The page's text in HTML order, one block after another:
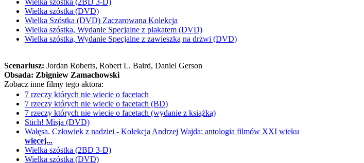
Wielka szóstka (2BD 3-D)
Wielka szóstka (DVD)
Wielka Szóstka (DVD) Zaczarowana Kolekcja
Wielka szóstka, Wydanie Specjalne z plakatem (DVD)
Wielka szóstka, Wydanie Specjalne z zawieszką na drzwi (DVD)
Scenariusz: Jordan Roberts, Robert L. Baird, Daniel Gerson
Obsada: Zbigniew Zamachowski
Zobacz inne filmy tego aktora:
7 rzeczy których nie wiecie o facetach
7 rzeczy których nie wiecie o facetach (BD)
7 rzeczy których nie wiecie o facetach (wydanie z książką)
Stich! Misja (DVD)
Wałęsa. Człowiek z nadziei - Kolekcja Andrzej Wajda: antologia filmów XXI wieku
więcej...
Wielka szóstka (2BD 3-D)
Wielka szóstka (DVD)